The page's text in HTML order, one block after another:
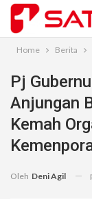
Home Berita
Pj
Anjungan
Kemah
Oleh Deni Agil